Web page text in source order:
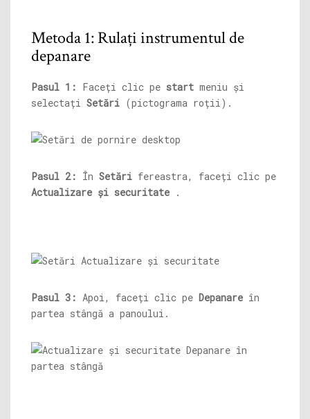
Metoda 1: Rulați instrumentul de
depanare
Pasul 1: Faceți clic pe start meniu și
selectați Setări (pictograma roții).
Pasul 2: În Setări fereastra, faceți clic pe
Actualizare și securitate .
Pasul 3: Apoi, faceți clic pe Depanare în
partea stângă a panoului.